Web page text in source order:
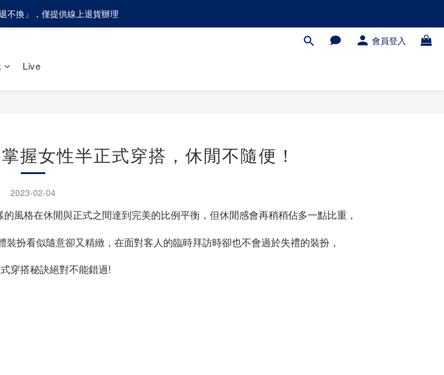
不換」，僅提供線上退貨辦理
不換」，僅提供線上退貨辦理
不換」，僅提供線上退貨辦理
會員登入
Live
握女性半正式穿搭，休閒不隨便！
2023-02-04
風格在休閒與正式之間達到完美的比例平衡，但休閒感會再稍稍佔多一點比重，
扮看似隨意卻又精緻， 在面對客人的臨時拜訪時卻也不會過於失禮的裝扮，
穿搭秘訣絕對不能錯過!